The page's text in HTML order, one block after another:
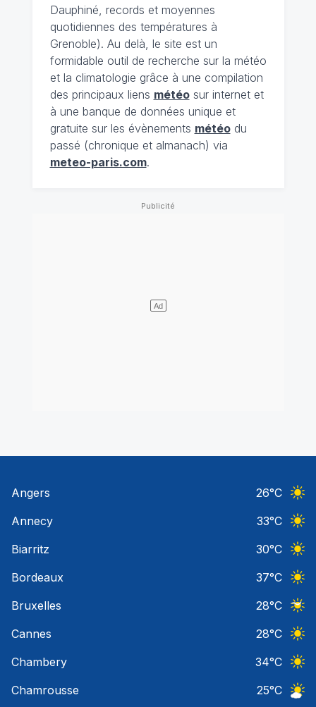
Dauphiné, records et moyennes
quotidiennes des températures à
Grenoble). Au delà, le site est un
formidable outil de recherche sur la météo
et la climatologie grâce à une compilation
des principaux liens météosur internet et
à une banque de données unique et
gratuite sur les évènements météodu
passé (chronique et almanach) via
meteo-paris.com.
Angers 26°C
Annecy
33°C
Biarritz
30°C
Bordeaux
37°C
Bruxelles
28°C
Cannes
28°C
Chambery
34°C
Chamrousse
25°C